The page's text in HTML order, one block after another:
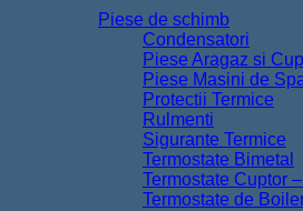
Piese de schimb
Condensatori
Piese Aragaz si
Piese Masini de
Protectii Termice
Rulmenti
Sigurante Termice
Termostate Bimetal
Termostate Cuptor
Termostate de